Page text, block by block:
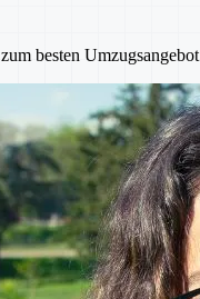
besten Umzugsangebot